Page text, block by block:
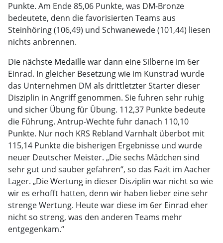
Punkte. Am Ende 85,06 Punkte, was DM-Bronze
bedeutete, denn die favorisierten Teams aus
Steinhöring (106,49) und Schwanewede (101,44) liesen
nichts anbrennen.
Die nächste Medaille war dann eine Silberne im 6er
Einrad. In gleicher Besetzung wie im Kunstrad wurde
das Unternehmen DM als drittletzter Starter dieser
Disziplin in Angriff genommen. Sie fuhren sehr ruhig
und sicher Übung für Übung. 112,37 Punkte bedeute
die Führung. Antrup-Wechte fuhr danach 110,10
Punkte. Nur noch KRS Rebland Varnhalt überbot mit
115,14 Punkte die bisherigen Ergebnisse und wurde
neuer Deutscher Meister. „Die sechs Mädchen sind
sehr gut und sauber gefahren“, so das Fazit im Aacher
Lager. „Die Wertung in dieser Disziplin war nicht so wie
wir es erhofft hatten, denn wir haben lieber eine sehr
strenge Wertung. Heute war diese im 6er Einrad eher
nicht so streng, was den anderen Teams mehr
entgegenkam.“